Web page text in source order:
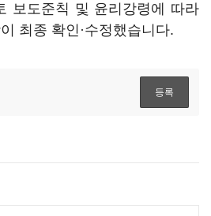
보도준칙 및 윤리강령에 따라
최종 확인·수정했습니다.